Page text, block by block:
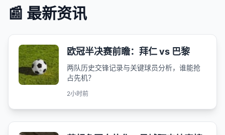
📰 最新资讯
欧冠半决赛前瞻：拜仁 vs 巴黎
两队历史交锋记录与关键球员分析，谁能抢
占先机？
2小时前